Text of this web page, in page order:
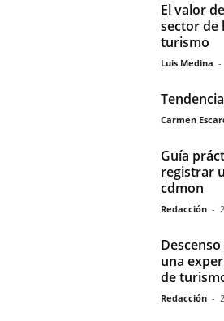
El valor
sector de
turismo
Luis Medina -
Carmen
Guía
registrar
cdmon
Redacción -
una
de
Redacción -